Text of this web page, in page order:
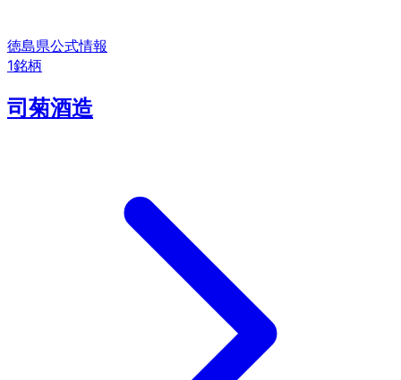
徳島県公式情報
1銘柄
司菊酒造